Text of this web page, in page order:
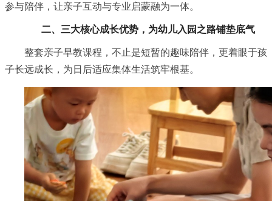
参与陪伴，让亲子互动与专业启蒙融为一体。
二、 三大核心成长优势，为幼儿入园之路铺垫底气
整套亲子早教课程，不止是短暂的趣味陪伴，更着眼于孩
子长远成长，为日后适应集体生活筑牢根基。